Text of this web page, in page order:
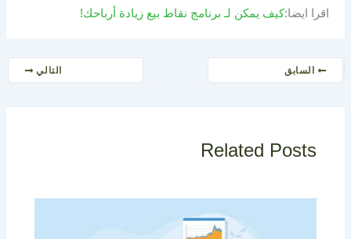
اقرا ايضا:كيف يمكن لـ برنامج نقاط بيع زيادة أرباحك!
السابق التالي
Related Posts